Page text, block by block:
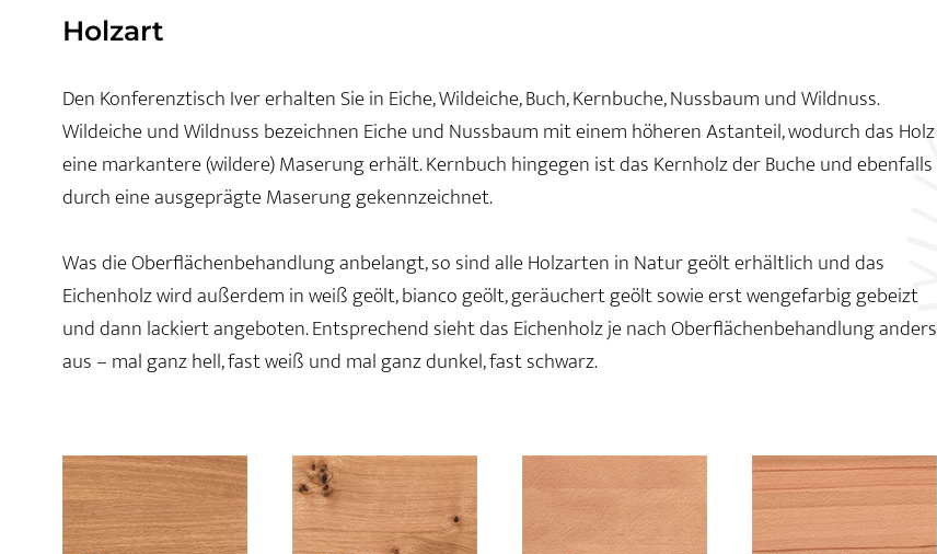
Holzart
Den Konferenztisch Iver erhalten Sie in Eiche, Wildeiche, Buch, Kernbuche, Nussbaum und Wildnuss.
Wildeiche und Wildnuss bezeichnen Eiche und Nussbaum mit einem höheren Astanteil, wodurch das Holz
eine markantere (wildere) Maserung erhält. Kernbuch hingegen ist das Kernholz der Buche und ebenfalls
durch eine ausgeprägte Maserung gekennzeichnet.
Was die Oberflächenbehandlung anbelangt, so sind alle Holzarten in Natur geölt erhältlich und das
Eichenholz wird außerdem in weiß geölt, bianco geölt, geräuchert geölt sowie erst wengefarbig gebeizt
und dann lackiert angeboten. Entsprechend sieht das Eichenholz je nach Oberflächenbehandlung anders
aus – mal ganz hell, fast weiß und mal ganz dunkel, fast schwarz.